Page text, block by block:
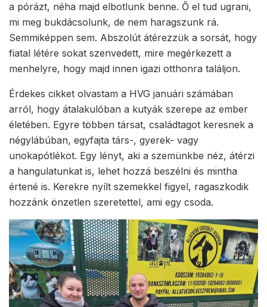
a pórázt, néha majd elbotlunk benne. Ő el tud ugrani,
mi meg bukdácsolunk, de nem haragszunk rá.
Semmiképpen sem. Abszolút átérezzük a sorsát, hogy
fiatal létére sokat szenvedett, mire megérkezett a
menhelyre, hogy majd innen igazi otthonra találjon.
Érdekes cikket olvastam a HVG januári számában
arról, hogy átalakulóban a kutyák szerepe az ember
életében. Egyre többen társat, családtagot keresnek a
négylábúban, egyfajta társ-, gyerek- vagy
unokapótlékot. Egy lényt, aki a szemünkbe néz, átérzi
a hangulatunkat is, lehet hozzá beszélni és mintha
értené is. Kerekre nyílt szemekkel figyel, ragaszkodik
hozzánk önzetlen szeretettel, ami egy csoda.